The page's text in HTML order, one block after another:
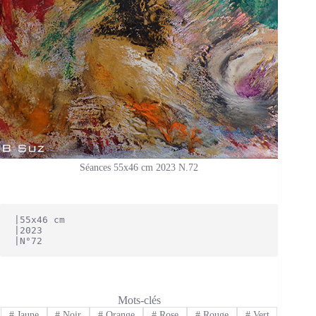
Séances 55x46 cm 2023 N.72
|55x46 cm
|2023
|N°72
Mots-clés